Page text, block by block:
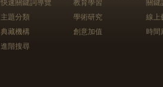
主題分類
典藏機構
進階搜尋
學術研究
創意加值
線上
時間